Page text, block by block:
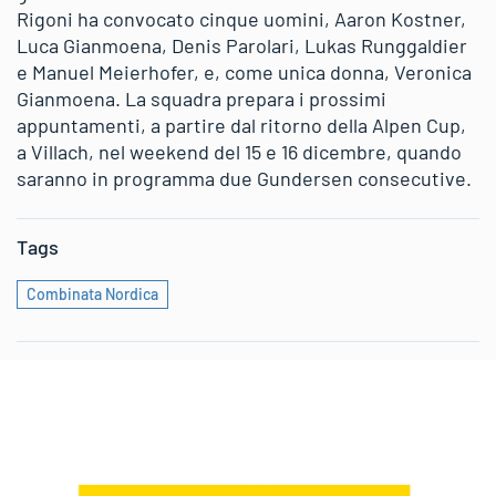
Rigoni ha convocato cinque uomini, Aaron Kostner,
Luca Gianmoena, Denis Parolari, Lukas Runggaldier
e Manuel Meierhofer, e, come unica donna, Veronica
Gianmoena. La squadra prepara i prossimi
appuntamenti, a partire dal ritorno della Alpen Cup,
a Villach, nel weekend del 15 e 16 dicembre, quando
saranno in programma due Gundersen consecutive.
Tags
Combinata Nordica